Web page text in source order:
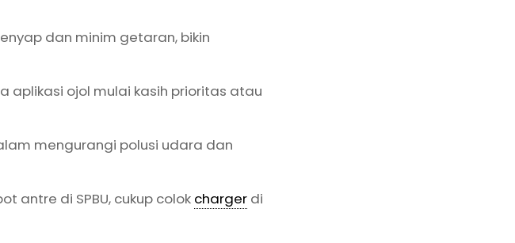
dan minim getaran, bikin
aplikasi ojol mulai kasih prioritas atau
mengurangi polusi udara dan
antre di SPBU, cukup colok charger di